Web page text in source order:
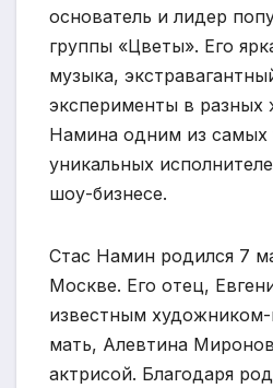
основатель и лидер
группы «Цветы». Его
музыка,
эксперименты в разных
Намина одним из самых
уникальных
шоу-бизнесе.
Стас Намин родился 7
Москве. Его отец,
известным
мать, Алевтина
актрисой. Благодаря